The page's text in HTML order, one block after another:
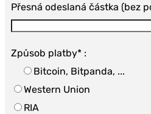
Přesná odeslaná částka (bez
Způsob platby* :
Bitcoin, Bitpanda, ...
Western Union
RIA